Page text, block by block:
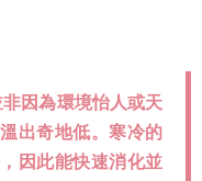
非因為環境怡人或天
出奇地低。寒冷的
因此能快速消化並